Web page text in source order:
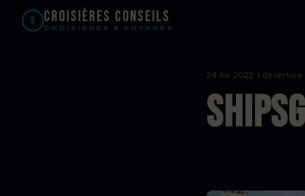
Croisières Conseils
CROISIÈRES & VOYAGES
24 Avr 2022 · 1 de lecture